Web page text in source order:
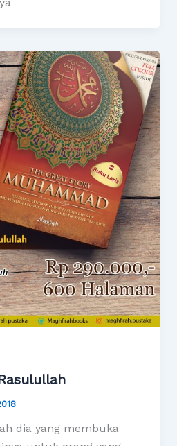
dia yang membuka